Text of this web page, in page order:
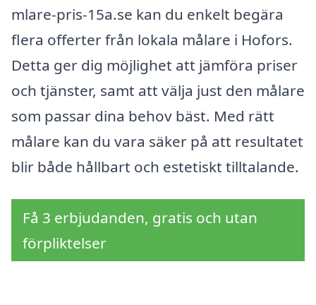
mlare-pris-15a.se kan du enkelt begära
flera offerter från lokala målare i Hofors.
Detta ger dig möjlighet att jämföra priser
och tjänster, samt att välja just den målare
som passar dina behov bäst. Med rätt
målare kan du vara säker på att resultatet
blir både hållbart och estetiskt tilltalande.
Få 3 erbjudanden, gratis och utan
förpliktelser